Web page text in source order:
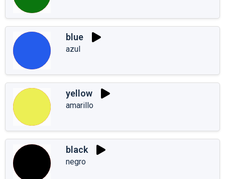
blue
azul
yellow
amarillo
black
negro